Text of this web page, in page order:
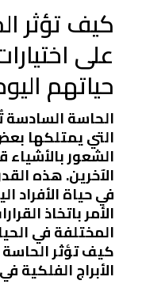
كيف تؤثر
على
حياتهم
الحاسة السادسة
التي يمتلكها
الشعور بالأشياء
الآخرين. هذه
في حياة الأفراد
الأمر باتخاذ
المختلفة في
كيف تؤثر
الأبراج الفلكية